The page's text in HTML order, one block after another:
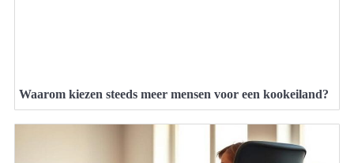
Waarom kiezen steeds meer mensen voor een kookeiland?